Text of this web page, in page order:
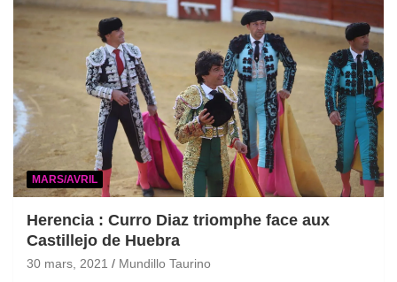
MARS/AVRIL
Herencia : Curro Diaz triomphe face aux
Castillejo de Huebra
30 mars, 2021 Mundillo Taurino